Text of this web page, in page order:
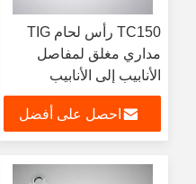
TC150 رأس لحام TIG
مداري مغلق لمفاصل
الأنابيب إلى الأنابيب
احصل على أفضل